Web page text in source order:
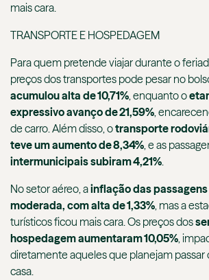
mais cara.
TRANSPORTE E HOSPEDAGEM
Para quem pretende viajar durante o
preços dos transportes pode pesar no
acumulou alta de 10,71%, enquanto o
expressivo avanço de 21,59%,
de carro. Além disso, otransporte
teve um aumento de 8,34%, e as
intermunicipais subiram 4,21%.
No setor aéreo, ainflação das
moderada, com alta de 1,33%, mas a
turísticos ficou mais cara. Os preços dos
hospedagem aumentaram 10,05%,
diretamente aqueles que planejam passar
casa.